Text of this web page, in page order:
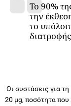
Το 90%
την
το
διατροφής
Οι συστάσεις για
20 μg, ποσότητα που